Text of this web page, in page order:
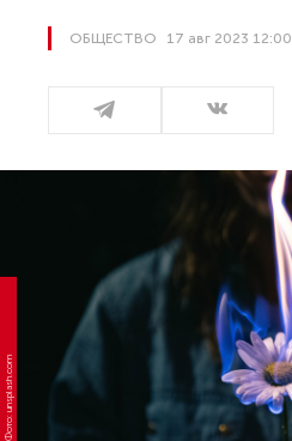
ОБЩЕСТВО 17 авг 2023 12:00
Фото: unsplash.com